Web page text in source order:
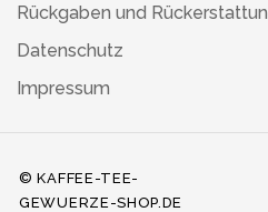
Rückgaben und
Datenschutz
Impressum
© KAFFEE-TEE-
GEWUERZE-SHOP.DE